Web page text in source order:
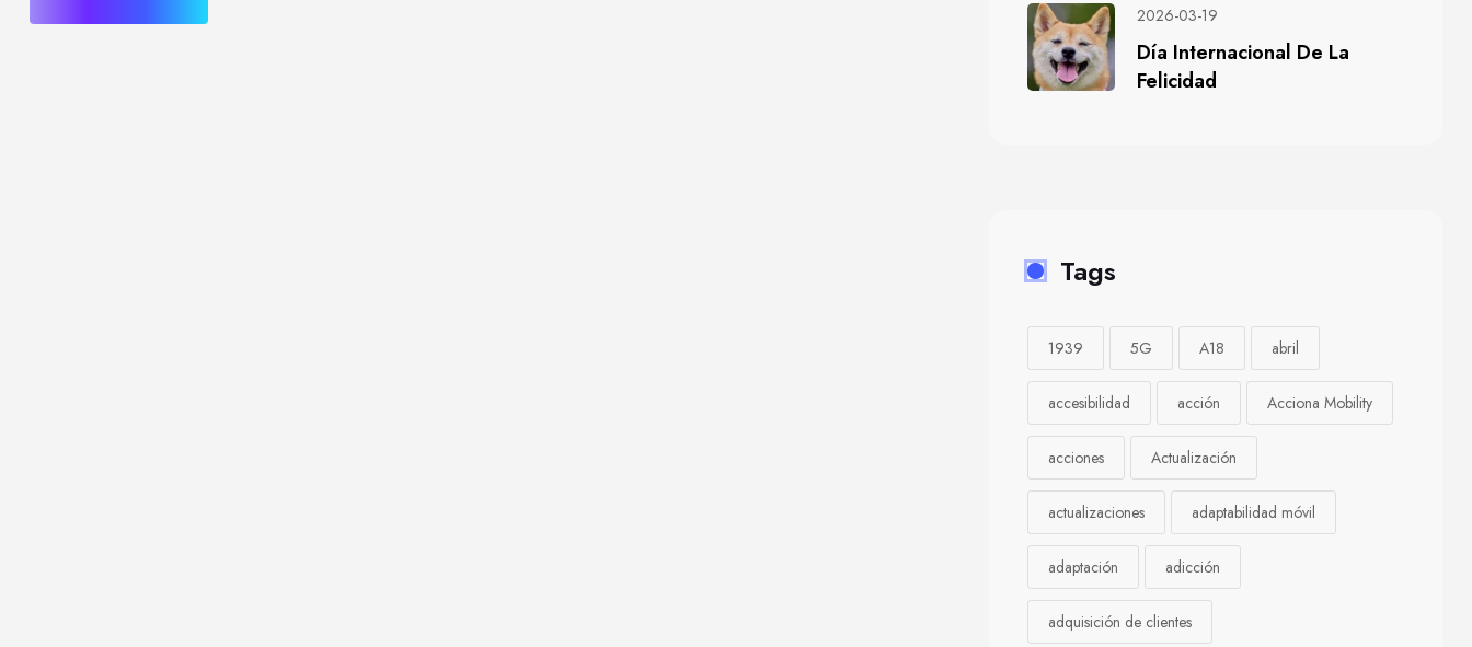
2026-03-19
Día Internacional De La
Felicidad
Tags
1939 5G A18 abril
accesibilidad acción Acciona Mobility
acciones Actualización
actualizaciones adaptabilidad móvil
adaptación adicción
adquisición de clientes